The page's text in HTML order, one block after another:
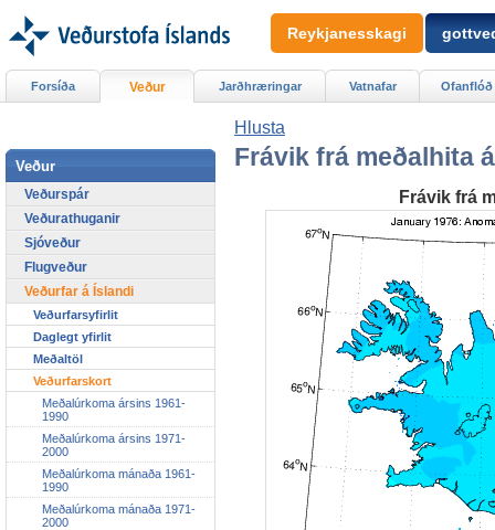
Hlusta
Frávik frá meðalhita
Frávik frá
Forsíða Veður Jarðhræringar Vatnafar Ofanflóð
Veður
Veðurspár
Veðurathuganir
Sjóveður
Flugveður
Veðurfar á Íslandi
Veðurfarsyfirlit
Daglegt yfirlit
Meðaltöl
Veðurfarskort
Meðalúrkoma ársins 1961-
1990
Meðalúrkoma ársins 1971-
2000
Meðalúrkoma mánaða 1961-
1990
Meðalúrkoma mánaða 1971-
2000
Reykjanesskagi